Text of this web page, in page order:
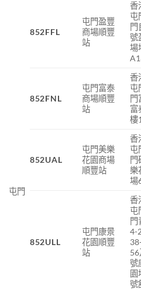
屯門
852FFL
屯門盈豐
商場順豐
站
香
屯
門
號
場
852FNL
屯門富泰
商場順豐
站
香
屯
門
富
樓
852UAL
屯門美樂
花園商場
順豐站
香
屯
門
樂
場
852ULL
屯門康景
花園順豐
站
香
屯
門
4-
號
園
號